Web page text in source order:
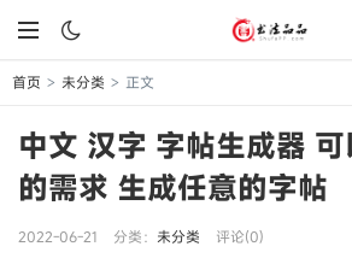
首页 > 未分类 > 正文
中文 汉字 字帖生成器
的需求 生成任意的字帖
2022-06-21 分类： 未分类 评论(0)